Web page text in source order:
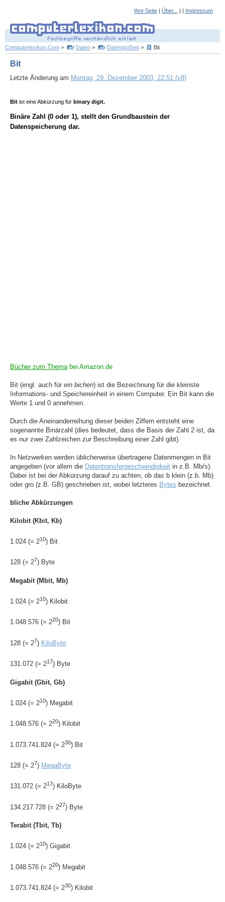
Ihre Seite | Über... | | Impressum
Computerlexikon.Com > Daten > Datengrößen > Bit
Bit
Letzte Änderung am Montag, 29. Dezember 2003, 22:51 (v8)
Bit ist eine Abkürzung für binary digit.
Binäre Zahl (0 oder 1), stellt den Grundbaustein der
Datenspeicherung dar.
Bücher zum Themabei Amazon.de
Bit (engl. auch für ein bichen) ist die Bezeichnung für die kleinste
Informations- und Speichereinheit in einem Computer. Ein Bit kann die
Werte 1 und 0 annehmen.
Durch die Aneinanderreihung dieser beiden Ziffern entsteht eine
sogenannte Binärzahl (dies bedeutet, dass die Basis der Zahl 2 ist, da
es nur zwei Zahlzeichen zur Beschreibung einer Zahl gibt).
In Netzwerken werden üblicherweise übertragene Datenmengen in Bit
angegeben (vor allem die Datentransfergeschwindigkeit in z.B. Mb/s).
Dabei ist bei der Abkürzung darauf zu achten, ob das b klein (z.b. Mb)
oder gro (z.B. GB) geschrieben ist, wobei letzteres Bytes bezeichnet.
bliche Abkürzungen
Kilobit (Kbit, Kb)
1.024 (= 210) Bit
128 (= 27) Byte
Megabit (Mbit, Mb)
1.024 (= 210) Kilobit
1.048.576 (= 220) Bit
128 (= 27) KiloByte
131.072 (= 217) Byte
Gigabit (Gbit, Gb)
1.024 (= 210) Megabit
1.048.576 (= 220) Kilobit
1.073.741.824 (= 230) Bit
128 (= 27) MegaByte
131.072 (= 217) KiloByte
134.217.728 (= 227) Byte
Terabit (Tbit, Tb)
1.024 (= 210) Gigabit
1.048.576 (= 220) Megabit
1.073.741.824 (= 230) Kilobit